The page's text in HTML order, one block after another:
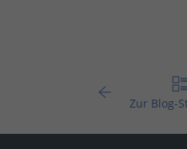
Zur Blog-